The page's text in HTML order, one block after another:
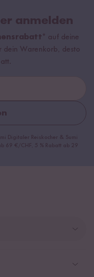
anmelden
auf deine
dein Warenkorb, desto
Digitaler Reiskocher & Sumi
69 €/CHF, 5 % Rabatt ab 29